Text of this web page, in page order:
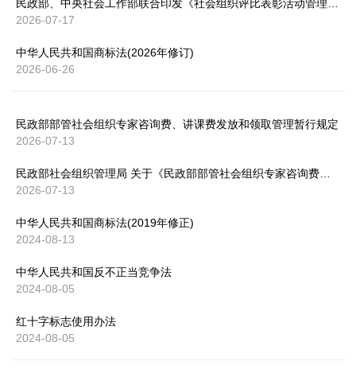
2026-07-17
中华人民共和国商标法(2026年修订)
2026-06-26
民政部部管社会组织专家咨询费、讲课费发放和领取管理暂行规定
2026-07-13
2026-07-13
中华人民共和国商标法(2019年修正)
2024-08-13
中华人民共和国反不正当竞争法
2024-08-05
红十字标志使用办法
2024-08-05